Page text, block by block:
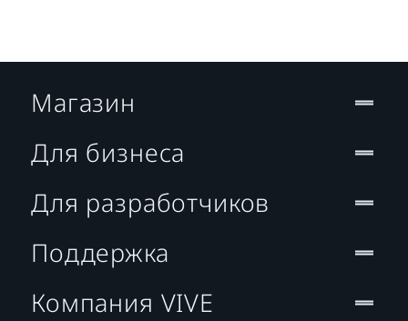
Магазин
Для бизнеса
Для разработчиков
Поддержка
Компания VIVE